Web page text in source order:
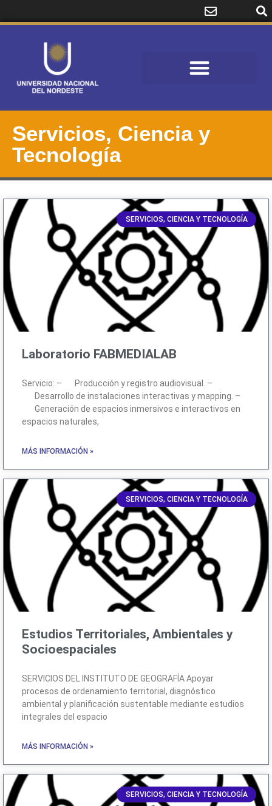
Servicios, Ciencia y
Tecnología
SERVICIOS, CIENCIA Y TECNOLOGÍA
Laboratorio FABMEDIALAB
Servicio: – Producción y registro audiovisual. –
Desarrollo de instalaciones interactivas y mapping. –
Generación de espacios inmersivos e interactivos en
espacios naturales,
MÁS INFORMACIÓN »
SERVICIOS, CIENCIA Y TECNOLOGÍA
Estudios Territoriales, Ambientales y
Socioespaciales
SERVICIOS DEL INSTITUTO DE GEOGRAFÍA Apoyar
procesos de ordenamiento territorial, diagnóstico
ambiental y planificación sustentable mediante estudios
integrales del espacio
MÁS INFORMACIÓN »
SERVICIOS, CIENCIA Y TECNOLOGÍA